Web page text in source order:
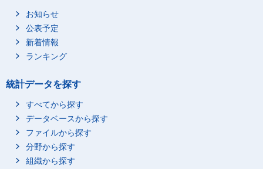
お知らせ
公表予定
新着情報
ランキング
統計データを探す
すべてから探す
データベースから探す
ファイルから探す
分野から探す
組織から探す